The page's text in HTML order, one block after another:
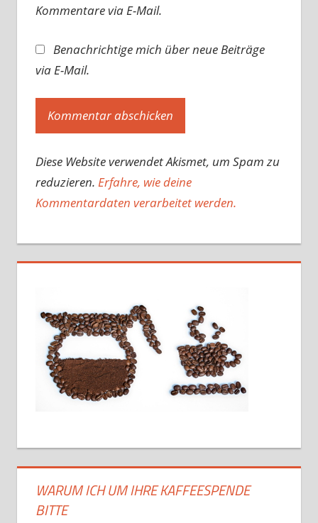
Kommentare via E-Mail.
Benachrichtige mich über neue Beiträge
via E-Mail.
Diese Website verwendet Akismet, um Spam zu
reduzieren. Erfahre, wie deine
Kommentardaten verarbeitet werden.
WARUM ICH UM IHRE KAFFEESPENDE
BITTE